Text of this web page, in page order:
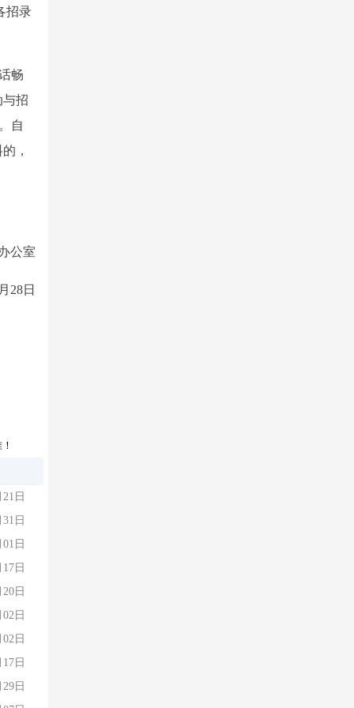
招录
畅
招
自
，
公室
28日
日
日
01日
日
日
日
日
17日
日